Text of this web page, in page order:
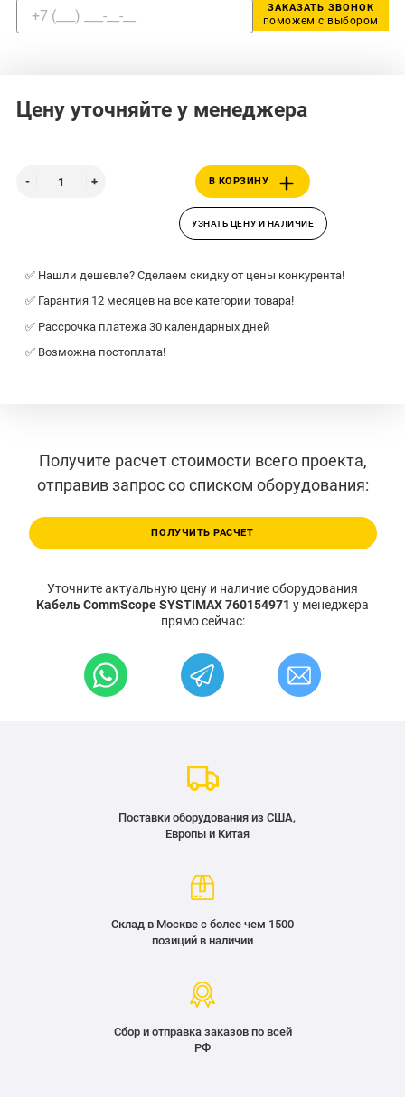
ЗАКАЗАТЬ ЗВОНОК
поможем с выбором
Цену уточняйте у менеджера
В КОРЗИНУ
УЗНАТЬ ЦЕНУ И НАЛИЧИЕ
✅ Нашли дешевле? Сделаем скидку от цены конкурента!
✅ Гарантия 12 месяцев на все категории товара!
✅ Рассрочка платежа 30 календарных дней
✅ Возможна постоплата!
Получите расчет стоимости всего проекта,
отправив запрос со списком оборудования:
ПОЛУЧИТЬ РАСЧЕТ
Уточните актуальную цену и наличие оборудования
Кабель CommScope SYSTIMAX 760154971 у менеджера
прямо сейчас:
Поставки оборудования из США,
Европы и Китая
Склад в Москве с более чем 1500
позиций в наличии
Сбор и отправка заказов по всей
РФ